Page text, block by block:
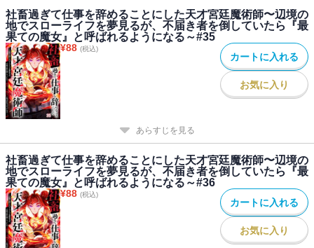
社畜過ぎて仕事を辞めることにした天才宮廷魔術師〜辺境の
地でスローライフを夢見るが、不届き者を倒していたら『最
果ての魔女』と呼ばれるようになる～#35
¥88 (税込)
カートに入れる
お気に入り
あらすじを見る
社畜過ぎて仕事を辞めることにした天才宮廷魔術師〜辺境の
地でスローライフを夢見るが、不届き者を倒していたら『最
果ての魔女』と呼ばれるようになる～#36
¥88 (税込)
カートに入れる
お気に入り